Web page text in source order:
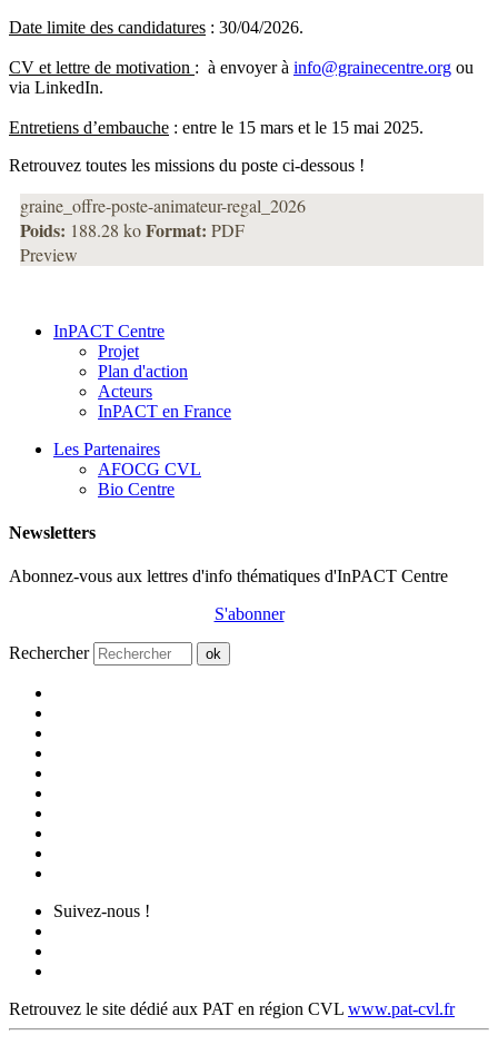
Date limite des candidatures : 30/04/2026.
CV et lettre de motivation : à envoyer à info@grainecentre.org ou
via LinkedIn.
Entretiens d’embauche : entre le 15 mars et le 15 mai 2025.
Retrouvez toutes les missions du poste ci-dessous !
graine_offre-poste-animateur-regal_2026
Poids: 188.28 koFormat: PDF
Preview
InPACT Centre
Projet
Plan d'action
Acteurs
InPACT en France
Les Partenaires
AFOCG CVL
Bio Centre
Newsletters
Abonnez-vous aux lettres d'info thématiques d'InPACT Centre
S'abonner
Rechercher ok
Suivez-nous !
Retrouvez le site dédié aux PAT en région CVL www.pat-cvl.fr